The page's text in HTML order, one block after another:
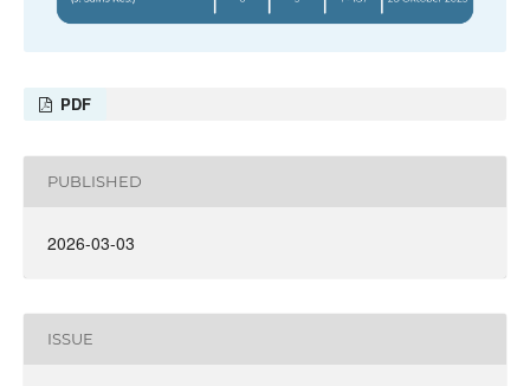
PDF
PUBLISHED
2026-03-03
ISSUE